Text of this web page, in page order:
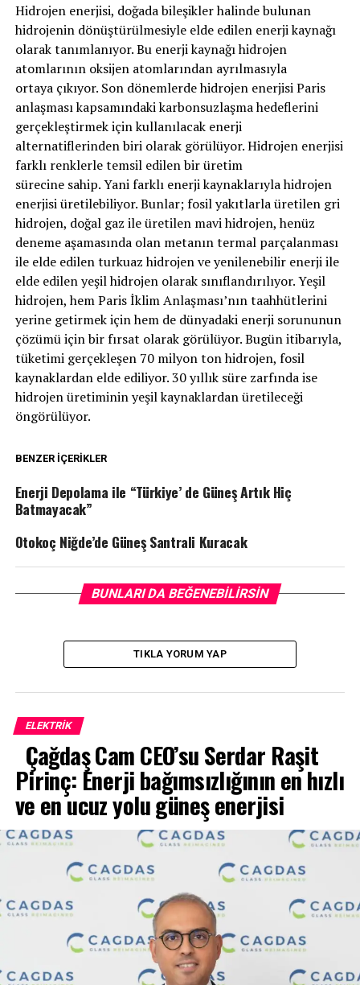
Hidrojen enerjisi, doğada bileşikler halinde bulunan
hidrojenin dönüştürülmesiyle elde edilen enerji kaynağı
olarak tanımlanıyor. Bu enerji kaynağı hidrojen
atomlarının oksijen atomlarından ayrılmasıyla
ortaya çıkıyor. Son dönemlerde hidrojen enerjisi Paris
anlaşması kapsamındaki karbonsuzlaşma hedeflerini
gerçekleştirmek için kullanılacak enerji
alternatiflerinden biri olarak görülüyor. Hidrojen enerjisi
farklı renklerle temsil edilen bir üretim
sürecine sahip. Yani farklı enerji kaynaklarıyla hidrojen
enerjisi üretilebiliyor. Bunlar; fosil yakıtlarla üretilen gri
hidrojen, doğal gaz ile üretilen mavi hidrojen, henüz
deneme aşamasında olan metanın termal parçalanması
ile elde edilen turkuaz hidrojen ve yenilenebilir enerji ile
elde edilen yeşil hidrojen olarak sınıflandırılıyor. Yeşil
hidrojen, hem Paris İklim Anlaşması’nın taahhütlerini
yerine getirmek için hem de dünyadaki enerji sorununun
çözümü için bir fırsat olarak görülüyor. Bugün itibarıyla,
tüketimi gerçekleşen 70 milyon ton hidrojen, fosil
kaynaklardan elde ediliyor. 30 yıllık süre zarfında ise
hidrojen üretiminin yeşil kaynaklardan üretileceği
öngörülüyor.
BENZER İÇERIKLER
Enerji Depolama ile “Türkiye’ de Güneş Artık Hiç
Batmayacak”
Otokoç Niğde’de Güneş Santrali Kuracak
BUNLARI DA BEĞENEBILIRSIN
TIKLA YORUM YAP
ELEKTRİK
Çağdaş Cam CEO’su Serdar Raşit
Pirinç: Enerji bağımsızlığının en hızlı
ve en ucuz yolu güneş enerjisi